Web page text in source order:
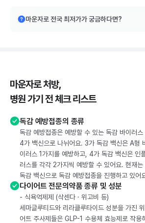
마운자로 전국 최저가가 궁금하다면?
마운자로 처방,
병원 가기 전 체크 리스트
독감 예방접종의 종류
독감 예방접종은 예방할 수 있는 독감 바이러
4가 백신으로 나뉘어요. 3가 독감 백신은 A형
이러스 1가지를 예방하고, 4가 독감 백신은 인
러스를 각각 2가지씩 예방할 수 있어요. 현재
독감 백신으로 독감 예방접종을 진행하고 있어
다이어트 전문의약품 종류 및 성분
- 식욕억제제 (삭센다 · 위고비 등)
세마글루티드와 리라클루타이드 성분을 가진
어트 주사제들은 GLP-1 수용체 효능제로 작용